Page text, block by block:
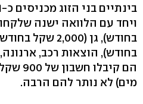
בחודש), הוצאות רכב,
מים) לא נותר להם הרבה.